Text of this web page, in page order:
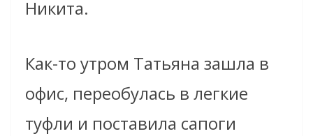
Никита.
Как-то утром Татьяна зашла в
офис, переобулась в легкие
туфли и поставила сапоги